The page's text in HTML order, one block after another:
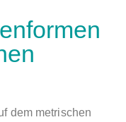
dem metrischen